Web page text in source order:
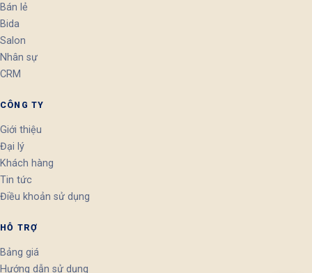
Bán lẻ
Bida
Salon
Nhân sự
CRM
CÔNG TY
Giới thiệu
Đại lý
Khách hàng
Tin tức
Điều khoản sử dụng
HỖ TRỢ
Bảng giá
Hướng dẫn sử dụng